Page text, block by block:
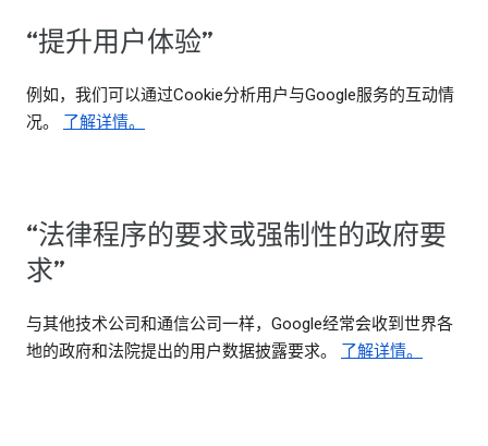
“提升用户体验”
例如，我们可以通过Cookie分析用户与Google服务的互动情
况。 了解详情。
“法律程序的要求或强制性的政府要
求”
与其他技术公司和通信公司一样，Google经常会收到世界各
地的政府和法院提出的用户数据披露要求。 了解详情。